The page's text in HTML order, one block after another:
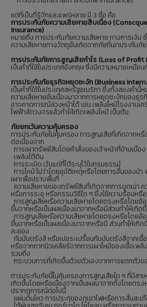
แต่ที่เป็นที่รู้จักและแพร่หลาย มี 3 ชื่อ คือ
การประกันภัยความเสียหายสืบเนื่อง
Insurance)
หมายถึง การประกันภัยความเสียหาย ทางการเงิน
ความเสียหายทางวัตถุอันเกิดจากภัยที่เอาประกันภัย
การประกันภัยการสูญเสียกำไร (Loss of Profit
เป็นคำที่ใช้ในประเทศอังกฤษ ซึ่งมีความหมายเหมือน
การประกันภัยธุรกิจหยุดชะงัก (Business
เป็นคำที่ใช้ในประเทศสหรัฐอเมริกา ซึ่งทั้งสองคำนี้
ความเสียหายอันเนื่องมาจากการหยุดชะงักของธุ
อาจคาดการณ์ล่วงหน้าได้ เช่น เพลิงไหม้โรงงานเ
ไฟฟ้าลัดวงจรแล้วทำให้เกิดเพลิงไหม้ เป็นต้น
ภัยยกเว้นความคุ้มครอง
การประกันภัยไม่คุ้มครอง การสูญเสียที่เกิดจากห
ต่อเนื่องจาก
การเผาทรัพย์สินโดยคำสั่งของเจ้าหน้าที่บ้านเมือง
เพลิงใต้ดิน
การระเบิด เว้นแต่ที่ได้ระบุไว้ในกรมธรรม์
การไหม้ ไม่ว่าโดยอุบัติเหตุหรือโดยการอื่นของป่
เผาเพื่อปราบพื้นที่
ความเสียหายของทรัพย์สินที่เกิดจากการบูดเน่า
หรือการระอุ หรือกรรมวิธีใด ๆ ซึ่งใช้ความร้อนหรื
การสูญเสียหรือความเสียหายโดยตรงหรือโดยอ้
ขึ้นจากหรือเป็นผลเนื่องมาจากหรือมีส่วนทำให้เกิด
การสูญเสียหรือความเสียหายโดยตรงหรือโดยอ้
ขึ้นจากหรือเป็นผลเนื่องมาจากหรือมี ส่วนทำให้เกิ
ละออง
กัมมันตรังสี หรือเปอระเปรื้อนกัมมันตรังสีจากเชื้
หรือจากกากนิวเคลียร์จากการเผาไหม้ของเชื้อเพลิ
รวมถึง
กระบวนการที่เกิดขึ้นด้วยตัวเองจากการแตกตัว
การประกันภัยนี้ไม่คุ้มครองการสูญเสียใด ๆ ที่มีสาเ
เกิดขึ้นโดยหรือเนื่องจากเป็นผลมาจากทั้งโดยตร
ปรากฏการณ์ต่อไปนี้
แผ่นดินไหว การประทุของภูเขาไฟหรือการสั่นสะ